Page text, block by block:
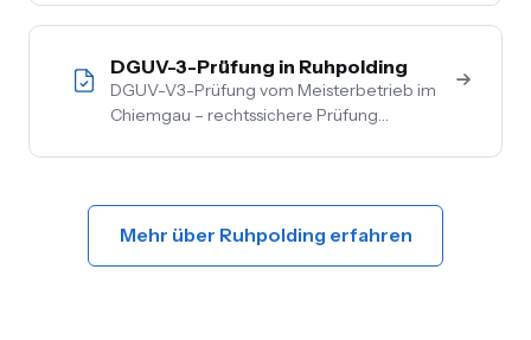
Akzentbeleuchtung. Auch mit Smart-
DGUV-3-Prüfung in Ruhpolding
DGUV-V3-Prüfung vom Meisterbetrieb im
Chiemgau – rechtssichere Prüfung
Inkl. Mängelbehebung, digitale
Mehr über Ruhpolding erfahren